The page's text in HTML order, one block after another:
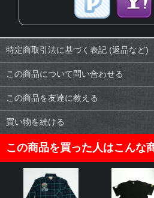
特定商取引法に基づく表記 (返品など)
この商品について問い合わせる
この商品を友達に教える
買い物を続ける
この商品を買った人はこんな